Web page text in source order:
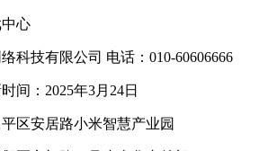
心
科技有限公司 电话：010-60606666
间：2025年3月24日
区安居路小米智慧产业园